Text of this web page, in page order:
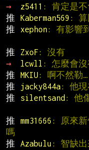
→
z5411 : 肯定是不
推
Kaberman569 : 算
推
xephon: 有影響
推
ZxoF: 沒有
→
lcwll : 怎麼會
推
MKIU: 啊不然勒
推
jacky844a: 他現
推
silentsand : 他
推
mm31666 : 原來新
嗎
推
Azabulu : 智缺出